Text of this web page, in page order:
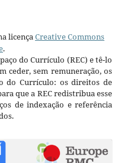
licençaCreative Commons
.
do Currículo (REC) e tê-lo
ceder, sem remuneração, os
do Currículo: os direitos de
que a REC redistribua esse
de indexação e referência